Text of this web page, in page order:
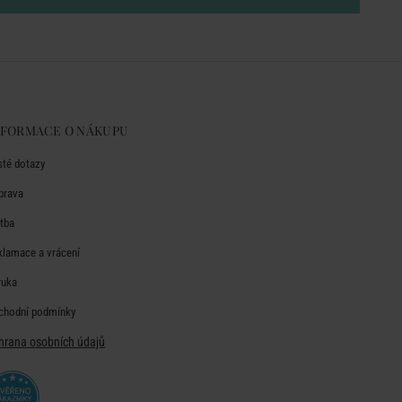
O NÁKUPU
dotazy
a vrácení
podmínky
osobních údajů